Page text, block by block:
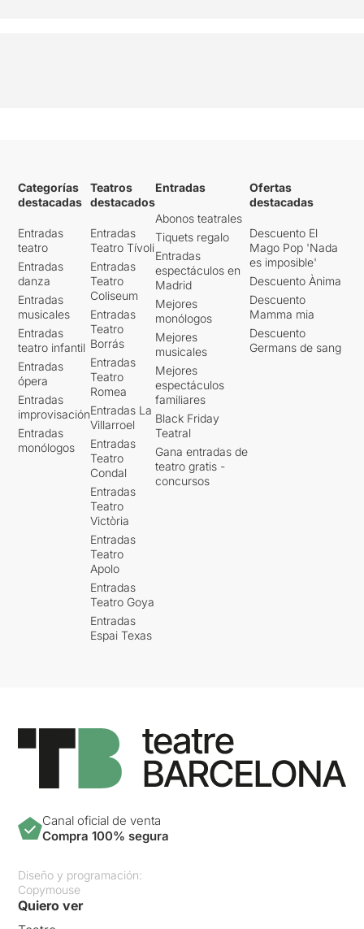
Categorías
destacadas
Entradas
teatro
Entradas
danza
Entradas
musicales
Entradas
teatro infantil
Entradas
ópera
Entradas
improvisación
Entradas
monólogos
Teatros
destacados
Entradas
Teatro Tívoli
Entradas
Teatro
Coliseum
Entradas
Teatro
Borrás
Entradas
Teatro
Romea
Entradas La
Villarroel
Entradas
Teatro
Condal
Entradas
Teatro
Victòria
Entradas
Teatro
Apolo
Entradas
Teatro Goya
Entradas
Espai Texas
Entradas
Abonos teatrales
Tiquets regalo
Entradas
espectáculos en
Madrid
Mejores
monólogos
Mejores
musicales
Mejores
espectáculos
familiares
Black Friday
Teatral
Gana entradas de
teatro gratis -
concursos
Ofertas
destacadas
Descuento El
Mago Pop 'Nada
es imposible'
Descuento Ànima
Descuento
Mamma mia
Descuento
Germans de sang
Canal oficial de venta
Compra 100% segura
Diseño y programación:
Copymouse
Quiero ver